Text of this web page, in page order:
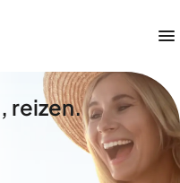
reizen.